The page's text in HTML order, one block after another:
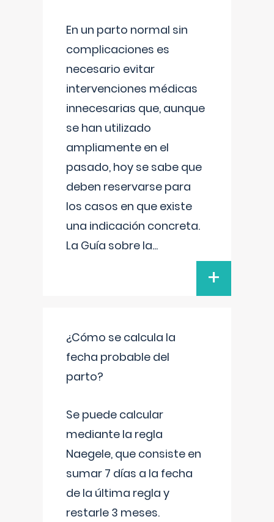
En un parto normal sin
complicaciones es
necesario evitar
intervenciones médicas
innecesarias que, aunque
se han utilizado
ampliamente en el
pasado, hoy se sabe que
deben reservarse para
los casos en que existe
una indicación concreta.
La Guía sobre la...
+
¿Cómo se calcula la
fecha probable del
parto?
Se puede calcular
mediante la regla
Naegele, que consiste en
sumar 7 días a la fecha
de la última regla y
restarle 3 meses.